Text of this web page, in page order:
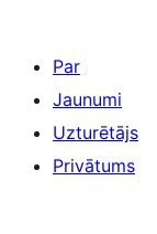
Par
Jaunumi
Uzturētājs
Privātums